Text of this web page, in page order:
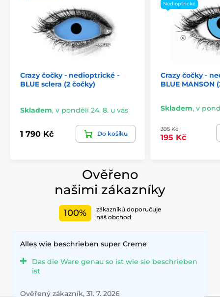
Crazy čočky - nedioptrické -
BLUE sclera (2 čočky)
Skladem, v pondělí 24. 8. u vás
1 790 Kč Do košíku
Nedioptrické
Crazy čočky -
BLUE MANSON
Skladem, v
395 Kč
195 Kč
Ověřeno
našimi zákazníky
100%
zákazníků doporučuje
náš obchod
Alles wie beschrieben super Creme
Das die Ware genau so ist wie sie beschrieben
ist
Ověřený zákazník, 31. 7. 2026